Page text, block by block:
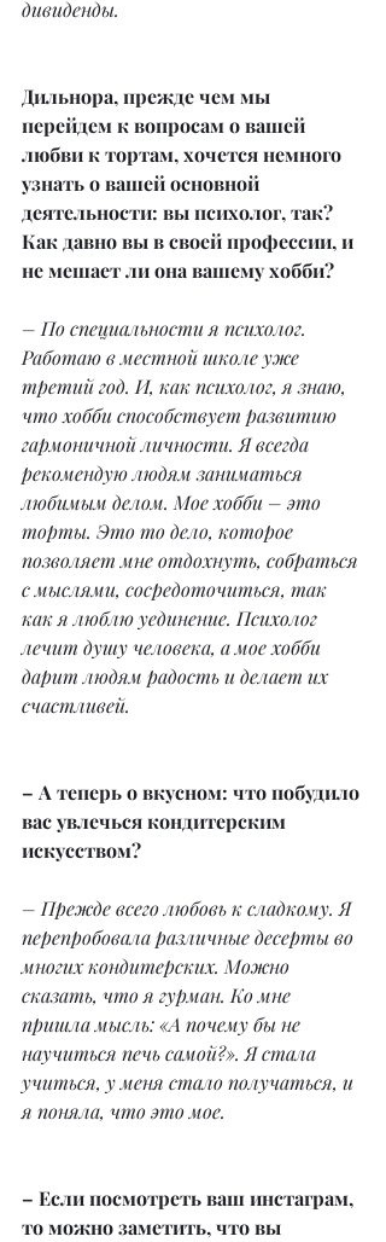
дивиденды.
Дильнора, прежде чем мы
перейдем к вопросам о вашей
любви к тортам, хочется немного
узнать о вашей основной
деятельности: вы психолог, так?
Как давно вы в своей профессии, и
не мешает ли она вашему хобби?
– По специальности я психолог.
Работаю в местной школе уже
третий год. И, как психолог, я знаю,
что хобби способствует развитию
гармоничной личности. Я всегда
рекомендую людям заниматься
любимым делом. Мое хобби – это
торты. Это то дело, которое
позволяет мне отдохнуть, собраться
с мыслями, сосредоточиться, так
как я люблю уединение. Психолог
лечит душу человека, а мое хобби
дарит людям радость и делает их
счастливей.
– А теперь о вкусном: что побудило
вас увлечься кондитерским
искусством?
– Прежде всего любовь к сладкому. Я
перепробовала различные десерты во
многих кондитерских. Можно
сказать, что я гурман. Ко мне
пришла мысль: «А почему бы не
научиться печь самой?». Я стала
учиться, у меня стало получаться, и
я поняла, что это мое.
– Если посмотреть ваш инстаграм,
то можно заметить, что вы